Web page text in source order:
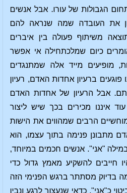
הגבולות של עורו. אבל אנשים
את העובדה שמה שנראה להם
משיתוף פעולה בין איברים
כיום שמלכתחילה אי אפשר
מופיעים מייד אלה שמתנגדים
ברעיון אחדות האדם, רעיון
אבל הרעיון של אחדות האדם
איננו מכירים בכך שיש ליצור
הרבים שמהווים את הישות
מתבונן פנימה בתוך עצמו, הוא
"אני". אנשים חכמים במיוחד,
חייבים להשקיע מאמץ גדול כדי
בדיוק מסתתר ברגש הפנימי הזה
כ"אני". כדאי שנעצור לרגע ונבין